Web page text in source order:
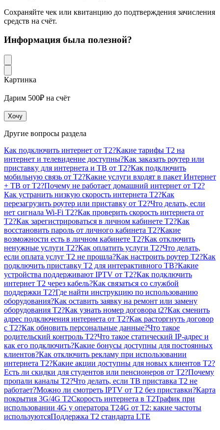
Сохраняйте чек или квитанцию до подтверждения зачисления
средств на счёт.
Информация была полезной?
Картинка
Дарим 500₽ на счёт
Хочу
Другие вопросы раздела
Как подключить интернет от T2?Какие тарифы T2 на
интернет и телевидение доступны?Как заказать роутер или
приставку для интернета и ТВ от T2?Как подключить
мобильную связь от T2?Какие услуги входят в пакет Интернет
+ ТВ от T2?Почему не работает домашний интернет от T2?
Как устранить низкую скорость интернета T2?Как
перезагрузить роутер или приставку от T2?Что делать, если
нет сигнала Wi-Fi T2?Как проверить скорость интернета от
T2?Как зарегистрироваться в личном кабинете T2?Как
восстановить пароль от личного кабинета T2?Какие
возможности есть в личном кабинете T2?Как отключить
ненужные услуги T2?Как оплатить услуги T2?Что делать,
если оплата услуг T2 не прошла?Как настроить роутер T2?Как
подключить приставку T2 для интерактивного ТВ?Какие
устройства поддерживают IPTV от T2?Как подключить
интернет T2 через кабель?Как связаться со службой
поддержки T2?Где найти инструкцию по использованию
оборудования?Как оставить заявку на ремонт или замену
оборудования T2?Как узнать номер договора t2?Как сменить
адрес подключения интернета от T2?Как расторгнуть договор
с T2?Как обновить персональные данные?Что такое
родительский контроль T2?Что такое статический IP-адрес и
как его подключить?Какие бонусы доступны для постоянных
клиентов?Как отключить рекламу при использовании
интернета T2?Какие акции доступны для новых клиентов T2?
Есть ли скидки для студентов или пенсионеров от T2?Почему
пропали каналы T2?Что делать, если ТВ приставка T2 не
работает?Можно ли смотреть IPTV от T2 без приставки?Карта
покрытия 3G/4G T2Скорость интернета в T2Трафик при
использовании 4G у оператора T24G от T2: какие частоты
используютсяПоддержка T2 стандарта LTE